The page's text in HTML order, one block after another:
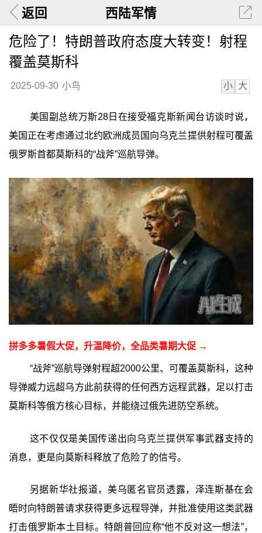
返回 西陆军情
危险了！特朗普政府态度大转变！射程
覆盖莫斯科
2025-09-30 小鸟 小 大
美国副总统万斯28日在接受福克斯新闻台访谈时说，
美国正在考虑通过北约欧洲成员国向乌克兰提供射程可覆盖
俄罗斯首都莫斯科的“战斧”巡航导弹。
拼多多暑假大促，升温降价，全品类暑期大促 →
“战斧”巡航导弹射程超2000公里、可覆盖莫斯科，这种
导弹威力远超乌方此前获得的任何西方远程武器，足以打击
莫斯科等俄方核心目标，并能绕过俄先进防空系统。
这不仅仅是美国传递出向乌克兰提供军事武器支持的
消息，更是向莫斯科释放了危险了的信号。
另据新华社报道，美乌匿名官员透露，泽连斯基在会
晤时向特朗普请求获得更多远程导弹，并批准使用这类武器
打击俄罗斯本土目标。特朗普回应称“他不反对这一想法”，